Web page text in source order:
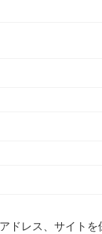
ドレス、サイトを